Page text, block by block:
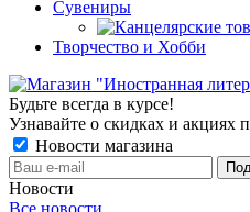
Сувениры
Творчество и Хобби
Будьте всегда в курсе!
Узнавайте о скидках и акциях
Новости магазина
Новости
Все новости